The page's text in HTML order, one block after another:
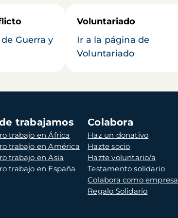
Guerra y
Voluntariado
Ir a la página de
Voluntariado
trabajamos
trabajo en África
trabajo en América
trabajo en Asia
trabajo en España
Colabora
Haz un donativo
Hazte socio
Hazte voluntario/a
Testamento solidario
Colabora como empresa
Regalo Solidario